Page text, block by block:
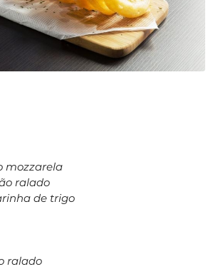
mozzarela
ralado
de trigo
ralado